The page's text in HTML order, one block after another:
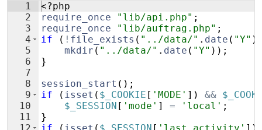
1
2
3
4
5
6
7
8
9
10
11
<?php
require_once
"lib/api.php" ;
require_once
"lib/auftrag.php" ;
if
( ! file_exists ( "../data/" . date ( "Y"
mkdir ( "../data/" . date ( "Y" )) ;
}
session_start ( ) ;
if
( isset ( $_COOKIE [ 'MODE' ]) &&
$_SESSION [ 'mode' ] = 'local' ;
}